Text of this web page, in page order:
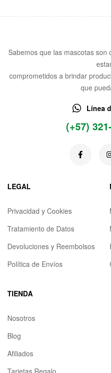
Sabemos que las mascotas
comprometidos a brindar
que
Línea
(+57)
LEGAL
Privacidad y Cookies
Tratamiento de Datos
Devoluciones y Reembolsos
Política de Envíos
TIENDA
Nosotros
Blog
Afiliados
Tarjetas Regalo